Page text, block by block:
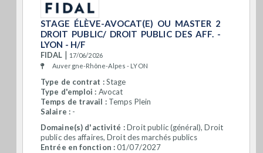
STAGE ÉLÈVE-AVOCAT(E) OU MASTER 2
DROIT PUBLIC/ DROIT PUBLIC DES AFF. -
LYON - H/F
FIDAL | 17/06/2026
Auvergne-Rhône-Alpes - LYON
Type de contrat :Stage
Type d'emploi : Avocat
Temps de travail :Temps Plein
Salaire :-
Domaine(s) d'activité :Droit public (général), Droit
public des affaires, Droit des marchés publics
Entrée en fonction :01/07/2027